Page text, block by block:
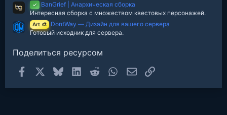
✓
BanGrief | Анархическая сборка
Интересная сборка с множеством квестовых персонажей.
Art 🎨
DontWay — Дизайн для вашего сервера
Готовый исходник для сервера.
Поделиться ресурсом
Facebook Bluesky LinkedInReddit WhatsAppЭлектронная почта
Ссылка